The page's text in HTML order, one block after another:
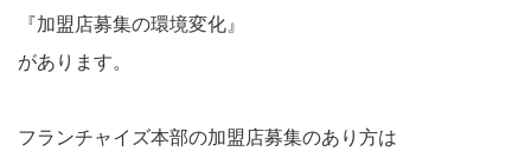
『加盟店募集の環境変化』
があります。
フランチャイズ本部の加盟店募集のあり方は